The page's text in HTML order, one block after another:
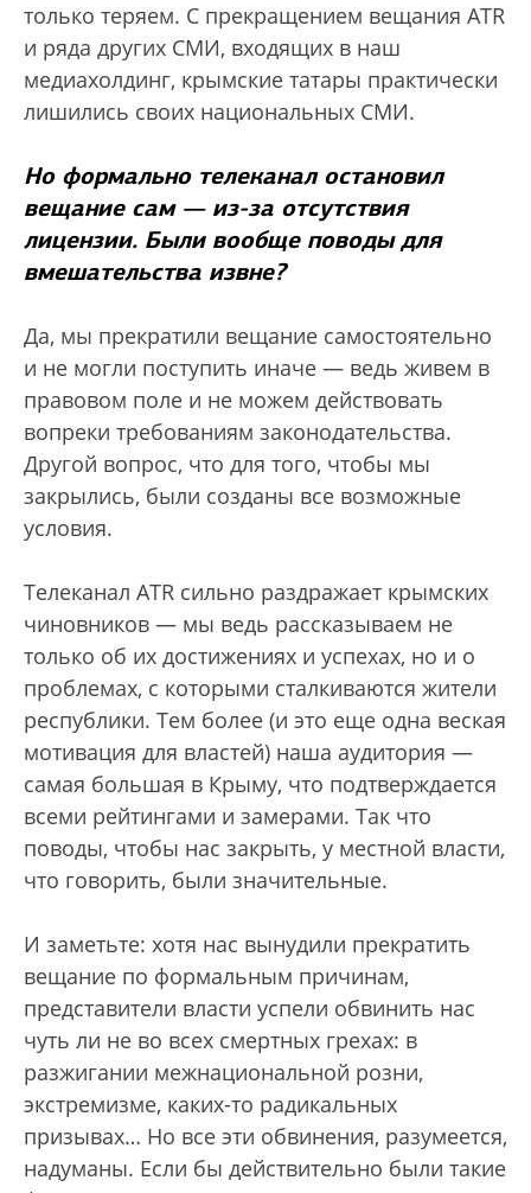
только теряем. С прекращением вещания ATR
и ряда других СМИ, входящих в наш
медиахолдинг, крымские татары практически
лишились своих национальных СМИ.
Но формально телеканал остановил
вещание сам — из-за отсутствия
лицензии. Были вообще поводы для
вмешательства извне?
Да, мы прекратили вещание самостоятельно
и не могли поступить иначе — ведь живем в
правовом поле и не можем действовать
вопреки требованиям законодательства.
Другой вопрос, что для того, чтобы мы
закрылись, были созданы все возможные
условия.
Телеканал ATR сильно раздражает крымских
чиновников — мы ведь рассказываем не
только об их достижениях и успехах, но и о
проблемах, с которыми сталкиваются жители
республики. Тем более (и это еще одна веская
мотивация для властей) наша аудитория —
самая большая в Крыму, что подтверждается
всеми рейтингами и замерами. Так что
поводы, чтобы нас закрыть, у местной власти,
что говорить, были значительные.
И заметьте: хотя нас вынудили прекратить
вещание по формальным причинам,
представители власти успели обвинить нас
чуть ли не во всех смертных грехах: в
разжигании межнациональной розни,
экстремизме, каких-то радикальных
призывах… Но все эти обвинения, разумеется,
надуманы. Если бы действительно были такие